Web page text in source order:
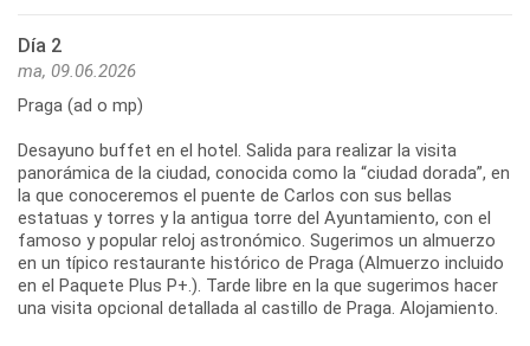
Día 2
ma, 09.06.2026
Praga (ad o mp)
Desayuno buffet en el hotel. Salida para realizar la visita
panorámica de la ciudad, conocida como la “ciudad dorada”, en
la que conoceremos el puente de Carlos con sus bellas
estatuas y torres y la antigua torre del Ayuntamiento, con el
famoso y popular reloj astronómico. Sugerimos un almuerzo
en un típico restaurante histórico de Praga (Almuerzo incluido
en el Paquete Plus P+.). Tarde libre en la que sugerimos hacer
una visita opcional detallada al castillo de Praga. Alojamiento.